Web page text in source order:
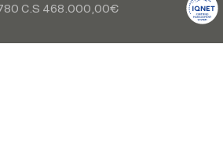
C.S 468.000,00€